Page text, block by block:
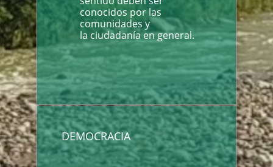
conocidos por las
comunidades y
la ciudadanía en general.
DEMOCRACIA